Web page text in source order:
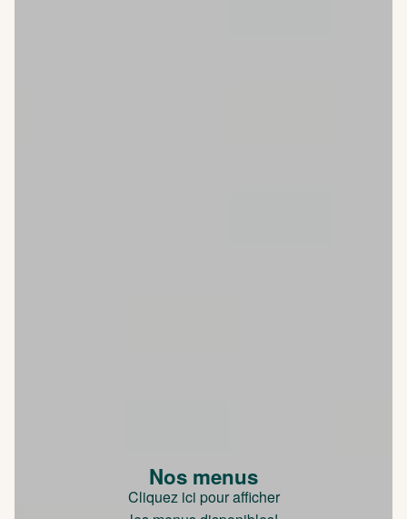
Nos menus
Cliquez ici pour afficher